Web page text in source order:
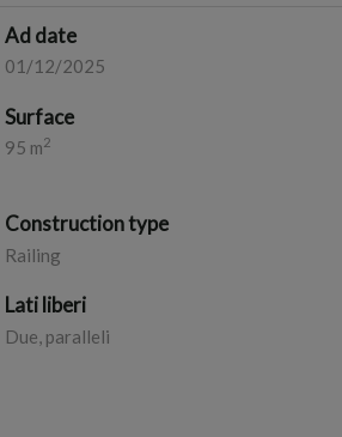
Ad date
01/12/2025
Surface
95 m2
Construction type
Railing
Lati liberi
Due, paralleli